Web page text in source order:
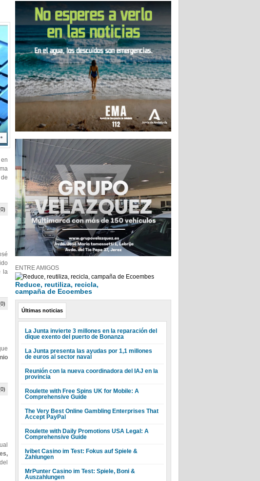
la
ENTRE AMIGOS
Reduce, reutiliza, recicla,
campaña de Ecoembes
Últimas noticias
La Junta invierte 3 millones en la reparación del
dique exento del puerto de Bonanza
La Junta presenta las ayudas por 1,1 millones
de euros al sector naval
Reunión con la nueva coordinadora del IAJ en la
provincia
Roulette with Free Spins UK for Mobile: A
Comprehensive Guide
The Very Best Online Gambling Enterprises That
Accept PayPal
Roulette with Daily Promotions USA Legal: A
Comprehensive Guide
Ivibet Casino im Test: Fokus auf Spiele &
Zahlungen
MrPunter Casino im Test: Spiele, Boni &
Auszahlungen